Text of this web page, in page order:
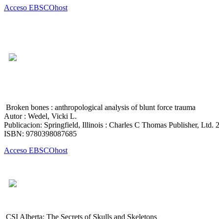
Acceso EBSCOhost
Broken bones : anthropological analysis of blunt force trauma
Autor : Wedel, Vicki L.
Publicacion: Springfield, Illinois : Charles C Thomas Publisher, Ltd.
ISBN: 9780398087685
Acceso EBSCOhost
CSI Alberta: The Secrets of Skulls and Skeletons